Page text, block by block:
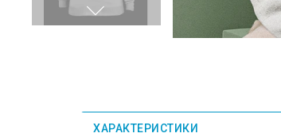
ХАРАКТЕРИСТИКИ